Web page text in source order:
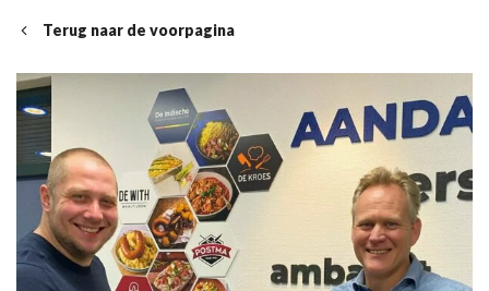
Terug naar de voorpagina